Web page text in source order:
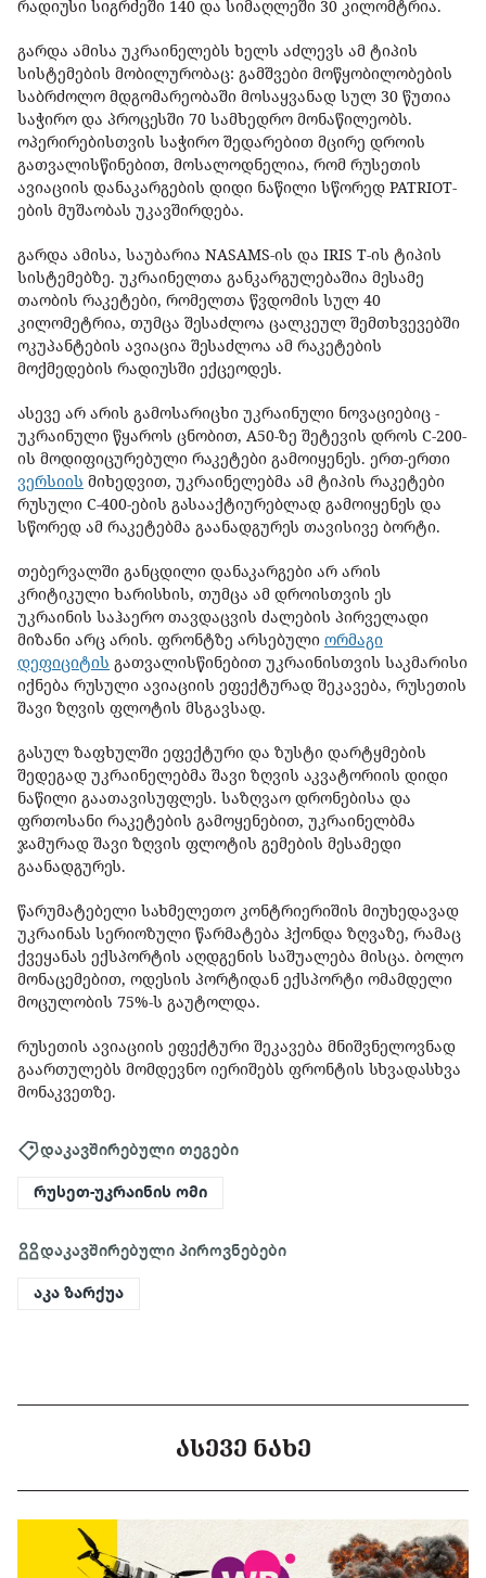
რადიუსი სიგრძეში 140 და სიმაღლეში 30 კილომტრია.
გარდა ამისა უკრაინელებს ხელს აძლევს ამ ტიპის
სისტემების მობილურობაც: გამშვები მოწყობილობების
საბრძოლო მდგომარეობაში მოსაყვანად სულ 30 წუთია
საჭირო და პროცესში 70 სამხედრო მონაწილეობს.
ოპერირებისთვის საჭირო შედარებით მცირე დროის
გათვალისწინებით, მოსალოდნელია, რომ რუსეთის
ავიაციის დანაკარგების დიდი ნაწილი სწორედ PATRIOT-
ების მუშაობას უკავშირდება.
გარდა ამისა, საუბარია NASAMS-ის და IRIS T-ის ტიპის
სისტემებზე. უკრაინელთა განკარგულებაშია მესამე
თაობის რაკეტები, რომელთა წვდომის სულ 40
კილომეტრია, თუმცა შესაძლოა ცალკეულ შემთხვევებში
ოკუპანტების ავიაცია შესაძლოა ამ რაკეტების
მოქმედების რადიუსში ექცეოდეს.
ასევე არ არის გამოსარიცხი უკრაინული ნოვაციებიც -
უკრაინული წყაროს ცნობით, A50-ზე შეტევის დროს C-200-
ის მოდიფიცურებული რაკეტები გამოიყენეს. ერთ-ერთი
ვერსიის მიხედვით, უკრაინელებმა ამ ტიპის რაკეტები
რუსული C-400-ების გასააქტიურებლად გამოიყენეს და
სწორედ ამ რაკეტებმა გაანადგურეს თავისივე ბორტი.
თებერვალში განცდილი დანაკარგები არ არის
კრიტიკული ხარისხის, თუმცა ამ დროისთვის ეს
უკრაინის საჰაერო თავდაცვის ძალების პირველადი
მიზანი არც არის. ფრონტზე არსებული ორმაგი
დეფიციტის გათვალისწინებით უკრაინისთვის საკმარისი
იქნება რუსული ავიაციის ეფექტურად შეკავება, რუსეთის
შავი ზღვის ფლოტის მსგავსად.
გასულ ზაფხულში ეფექტური და ზუსტი დარტყმების
შედეგად უკრაინელებმა შავი ზღვის აკვატორიის დიდი
ნაწილი გაათავისუფლეს. საზღვაო დრონებისა და
ფრთოსანი რაკეტების გამოყენებით, უკრაინელბმა
ჯამურად შავი ზღვის ფლოტის გემების მესამედი
გაანადგურეს.
წარუმატებელი სახმელეთო კონტრიერიშის მიუხედავად
უკრაინას სერიოზული წარმატება ჰქონდა ზღვაზე, რამაც
ქვეყანას ექსპორტის აღდგენის საშუალება მისცა. ბოლო
მონაცემებით, ოდესის პორტიდან ექსპორტი ომამდელი
მოცულობის 75%-ს გაუტოლდა.
რუსეთის ავიაციის ეფექტური შეკავება მნიშვნელოვნად
გაართულებს მომდევნო იერიშებს ფრონტის სხვადასხვა
მონაკვეთზე.
დაკავშირებული თეგები
რუსეთ-უკრაინის ომი
დაკავშირებული პიროვნებები
აკა ზარქუა
ᲐᲡᲔᲕᲔ ᲜᲐᲮᲔ